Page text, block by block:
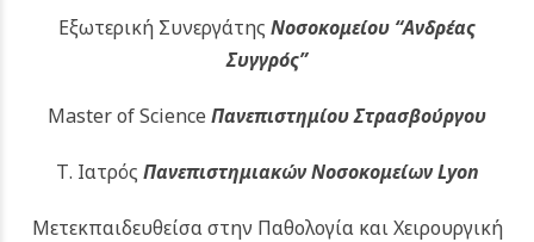
Εξωτερική Συνεργάτης Νοσοκομείου “Ανδρέας
Συγγρός”
Master of Science Πανεπιστημίου Στρασβούργου
Τ. Ιατρός Πανεπιστημιακών Νοσοκομείων Lyon
Μετεκπαιδευθείσα στην Παθολογία και Χειρουργική